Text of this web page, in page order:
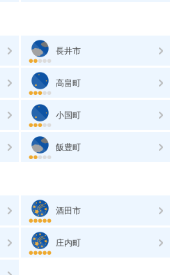
長井市
高畠町
小国町
飯豊町
酒田市
庄内町